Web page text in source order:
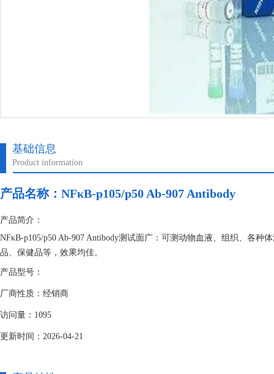
基础信息
Product information
产品名称： NFκB-p105/p50 Ab-907 Antibody
产品简介：
NFκB-p105/p50 Ab-907 Antibody测试面广：可测动物血液、组织、各
品、保健品等，效果均佳。
产品型号：
厂商性质：经销商
访问量：1095
更新时间：2026-04-21